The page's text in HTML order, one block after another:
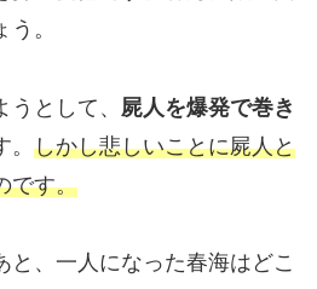
。
として、 屍人を爆発で巻き
しかし悲しいことに屍人と
です。
と、一人になった春海はどこ